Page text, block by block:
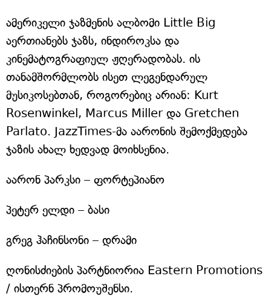
ამერიკელი ჯაზმენის ალბომი Little Big
აერთიანებს ჯაზს, ინდიროკსა და
კინემატოგრაფიულ ჟღერადობას. ის
თანამშორმლობს ისეთ ლეგენდარულ
მუსიკოსებთან, როგორებიც არიან: Kurt
Rosenwinkel, Marcus Miller და Gretchen
Parlato. JazzTimes-მა აარონის შემოქმედება
ჯაზის ახალ ხედვად მოიხსენია.
აარონ პარკსი – ფორტეპიანო
პეტერ ელდი – ბასი
გრეგ ჰაჩინსონი – დრამი
ღონისძიების პარტნიორია Eastern Promotions
/ ისთერნ პრომოუშენსი.